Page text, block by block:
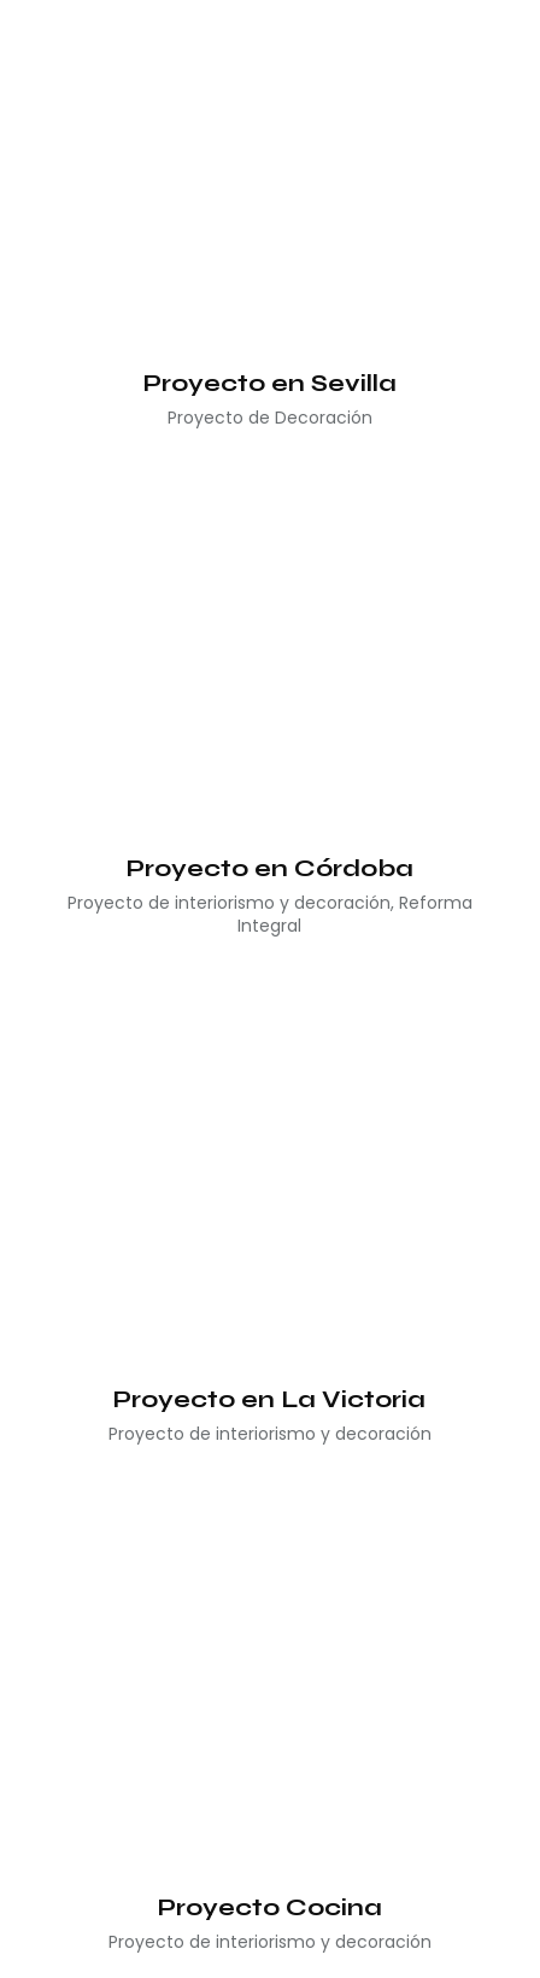
Proyecto en Sevilla
Proyecto de Decoración
Proyecto en Córdoba
Proyecto de interiorismo y decoración, Reforma
Integral
Proyecto en La Victoria
Proyecto de interiorismo y decoración
Proyecto Cocina
Proyecto de interiorismo y decoración